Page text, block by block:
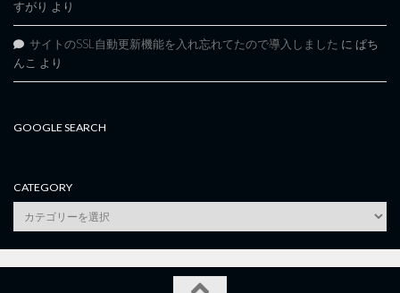
すがり より
サイトのSSL自動更新機能を入れ忘れてたので導入しました に ぱち
んこ より
GOOGLE SEARCH
CATEGORY
category